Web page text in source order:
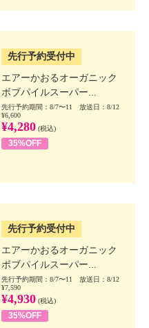
先行予約受付中
エアーかおるオーガニック
ボブパイルスーパー...
先行予約期間：8/7〜11 放送日：8/12
¥6,600
¥4,280 (税込)
35%OFF
先行予約受付中
エアーかおるオーガニック
ボブパイルスーパー...
先行予約期間：8/7〜11 放送日：8/12
¥7,590
¥4,930 (税込)
35%OFF